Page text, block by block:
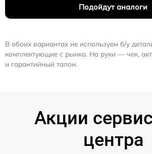
Подойдут аналоги
В обоих вариантах не используем б/у
комплектующие с рынка. На руки — чек,
и гарантийный талон.
Акции
центра